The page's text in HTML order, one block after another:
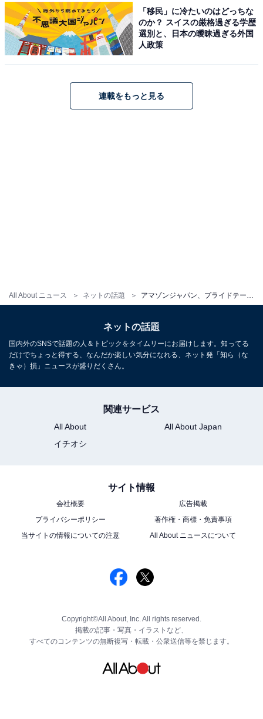
All About ニュース ネットの話題
「移民」に冷たいのはどっちな
のか？ スイスの厳格過ぎる学歴
選別と、日本の曖昧過ぎる外国
人政策
連載をもっと見る
ネットの話題
国内外のSNSで話題の人＆トピックをタイムリーにお届けします。知ってる
だけでちょっと得する、なんだか楽しい気分になれる、ネット発「知ら（な
きゃ）損」ニュースが盛りだくさん。
関連サービス
All About
All About Japan
イチオシ
サイト情報
会社概要
広告掲載
プライバシーポリシー
著作権・商標・免責事項
当サイトの情報についての注意
All About ニュースについて
Copyright©All About, Inc. All rights reserved.
掲載の記事・写真・イラストなど、
すべてのコンテンツの無断複写・転載・公衆送信等を禁じます。